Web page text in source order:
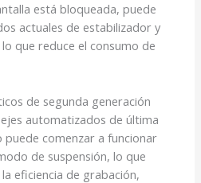
está bloqueada, puede
actuales de estabilizador y
que reduce el consumo de
de segunda generación
automatizados de última
puede comenzar a funcionar
de suspensión, lo que
eficiencia de grabación,